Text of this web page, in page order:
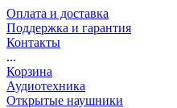
Оплата и доставка
Поддержка и гарантия
Контакты
...
Корзина
Аудиотехника
Открытые наушники